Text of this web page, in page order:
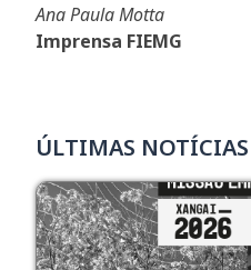
Ana Paula Motta
Imprensa FIEMG
ÚLTIMAS NOTÍCIAS